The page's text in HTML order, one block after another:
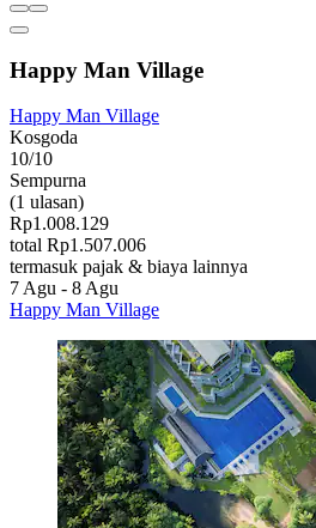
Happy Man Village
Happy Man Village
Kosgoda
10/10
Sempurna
(1 ulasan)
Rp1.008.129
total Rp1.507.006
termasuk pajak & biaya lainnya
7 Agu - 8 Agu
Happy Man Village